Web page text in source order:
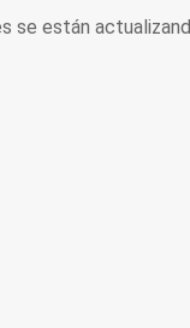
se están